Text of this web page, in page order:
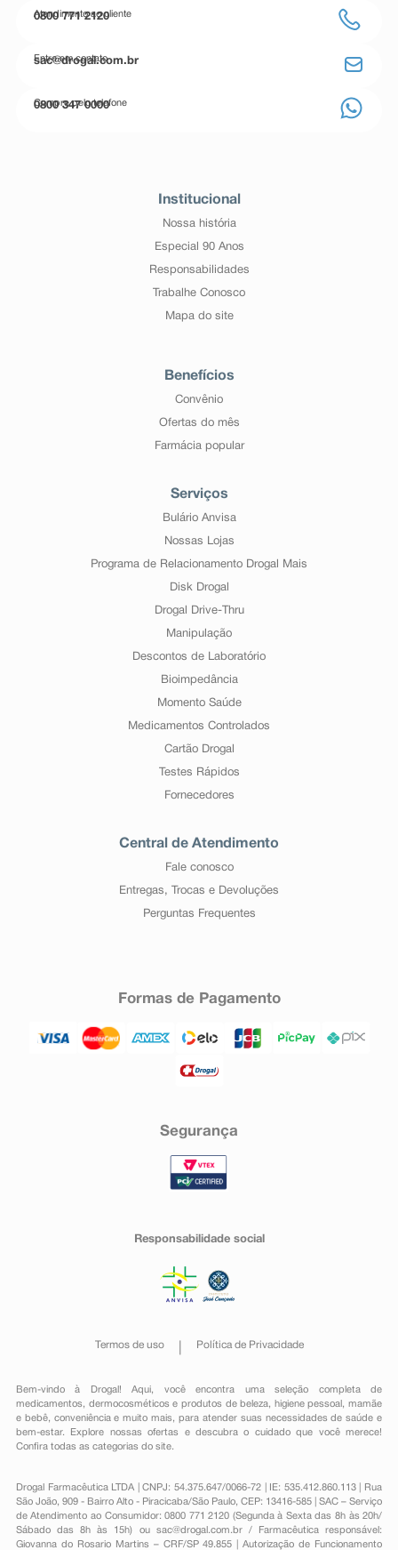
Atendimento ao cliente
0800 771 2120
Entre em contato
sac@drogal.com.br
Compre pelo telefone
0800 347 0000
Institucional
Nossa história
Especial 90 Anos
Responsabilidades
Trabalhe Conosco
Mapa do site
Benefícios
Convênio
Ofertas do mês
Farmácia popular
Serviços
Bulário Anvisa
Nossas Lojas
Programa de Relacionamento Drogal Mais
Disk Drogal
Drogal Drive-Thru
Manipulação
Descontos de Laboratório
Bioimpedância
Momento Saúde
Medicamentos Controlados
Cartão Drogal
Testes Rápidos
Fornecedores
Central de Atendimento
Fale conosco
Entregas, Trocas e Devoluções
Perguntas Frequentes
Formas de Pagamento
Segurança
Responsabilidade social
Termos de uso Política de Privacidade
Bem-vindo à Drogal! Aqui, você encontra uma seleção completa de
medicamentos , dermocosméticos e produtos de beleza, higiene pessoal ,mamãe
e bebê, conveniênciae muito mais, para atender suas necessidades de saúde e
bem-estar. Explore nossas ofertas e descubra o cuidado que você merece!
Confira todas as categorias do site.
Drogal Farmacêutica LTDA | CNPJ: 54.375.647/0066-72 | IE: 535.412.860.113 | Rua
São João, 909 - Bairro Alto - Piracicaba/São Paulo, CEP: 13416-585 | SAC – Serviço
de Atendimento ao Consumidor: 0800 771 2120 (Segunda à Sexta das 8h às 20h/
Sábado das 8h às 15h) ou sac@drogal.com.br/ Farmacêutica responsável:
Giovanna do Rosario Martins – CRF/SP 49.855 | Autorização de Funcionamento